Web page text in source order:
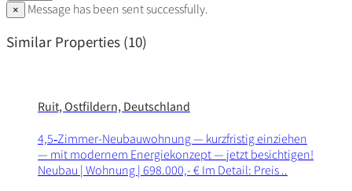
×
Message has been sent successfully.
Similar Properties (10)
Ruit, Ostfildern, Deutschland
4,5‑Zimmer-Neubauwohnung — kurz­fristig einziehen
— mit modernem Ener­gie­kon­zept — jetzt besich­tigen!
Neubau | Wohnung | 698.000,- € Im Detail: Preis ..